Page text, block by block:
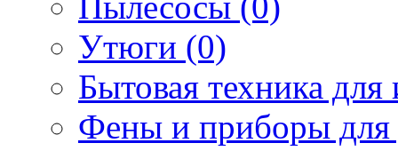
Утюги (0)
Бытовая техника
Фены и приборы для